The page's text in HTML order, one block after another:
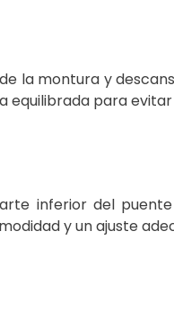
la montura y
equilibrada para
inferior del
y un ajuste